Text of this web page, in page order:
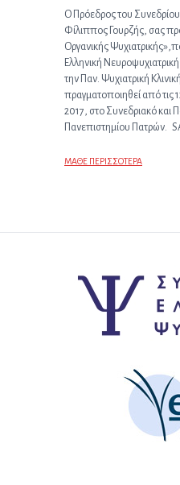
O Πρόεδρος του
Φίλιππος Γουρζής, σας
Οργανικής
Ελληνική
την Παν. Ψυχιατρική
πραγματοποιηθεί από τις
2017, στο Συνεδριακό και
Πανεπιστημίου Πατρών.
ΜΑΘΕ ΠΕΡΙΣΣΟΤΕΡΑ